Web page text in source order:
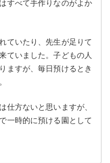
すべて手作りなのがよか
ていたり、先生が足りて
ていました。子どもの人
ますが、毎日預けるとき
仕方ないと思いますが、
一時的に預ける園として